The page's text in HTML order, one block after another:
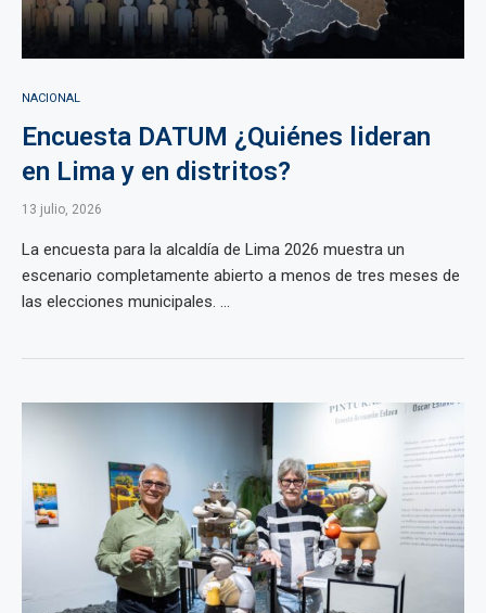
NACIONAL
Encuesta DATUM ¿Quiénes lideran
en Lima y en distritos?
13 julio, 2026
La encuesta para la alcaldía de Lima 2026 muestra un
escenario completamente abierto a menos de tres meses de
las elecciones municipales. ...